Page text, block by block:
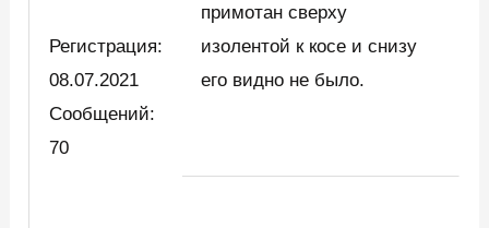
Регистрация:
08.07.2021
Сообщений:
70
примотан сверху
изолентой к косе и снизу
его видно не было.